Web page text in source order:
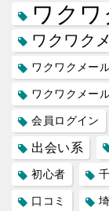
ワク
ワクワク
ワクワクメー
ワクワクメー
会員ログイン
出会い系
初心者
口コミ